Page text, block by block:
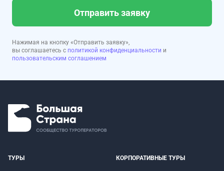
Отправить заявку
Нажимая на кнопку «Отправить заявку»,
вы соглашаетесь с политикой конфиденциальности и
пользовательским соглашением
ТУРЫ КОРПОРАТИВНЫЕ ТУРЫ